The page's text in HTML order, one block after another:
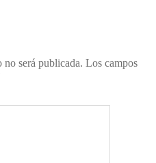
será publicada. Los campos